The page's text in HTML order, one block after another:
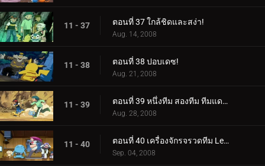
11 - 37 ตอนที่ 37 ใกล้ชิดและสง่า!
Aug. 14, 2008
11 - 38 ตอนที่ 38 ปอบเดซ!
Aug. 21, 2008
11 - 39 ตอนที่ 39 หนึ่งทีม สองทีม ทีมแดง ทีมน้ำเงิน!
Aug. 28, 2008
11 - 40 ตอนที่ 40 เครื่องจักรจรวดทีม Lean Mean!
Sep. 04, 2008